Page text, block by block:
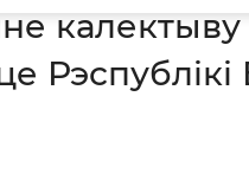
калектыву